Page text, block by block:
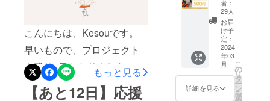
着しました…！一刻も早く
みなさまにお届けしたく、
準備を開始しておりまし
た。今週中、入荷処理等を
行い、おそらく来週明けに
なるかとおもいますが、出
こんにちは、Kesouです。
早いもので、プロジェクト
も残り3日となりました…！
たくさんのご支援、ありが
もっと見る
【あと12日】応援
ます。 販売予
定価格
770円
→500
円！】
・パン
プスと
セット
でご支
援をお
者：
29人
お届
け予
定：
2024
年03
月
詳細を見る
こ
の
リ
タ
ー
ン
を
選